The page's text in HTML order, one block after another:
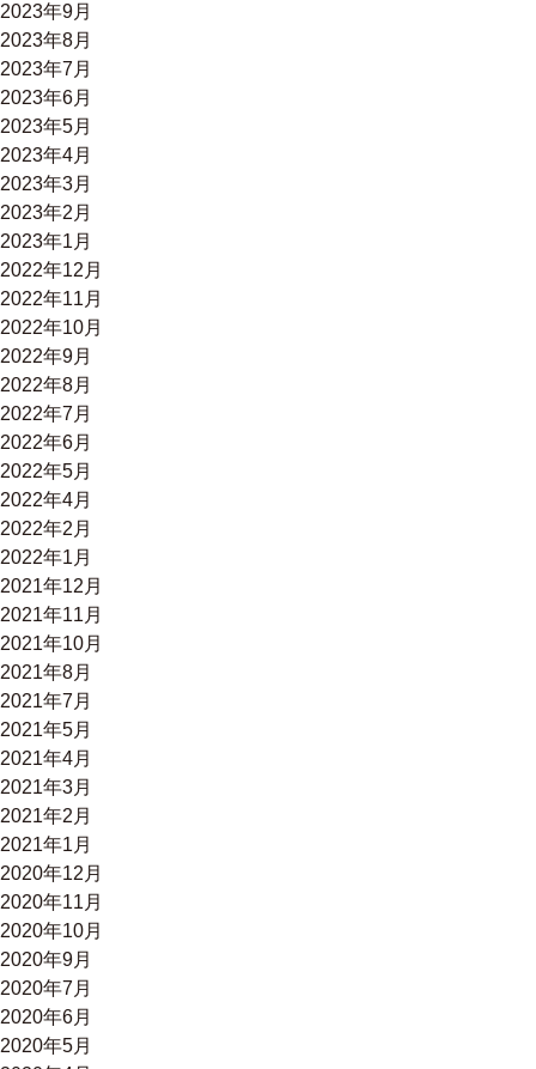
2023年9月
2023年8月
2023年7月
2023年6月
2023年5月
2023年4月
2023年3月
2023年2月
2023年1月
2022年12月
2022年11月
2022年10月
2022年9月
2022年8月
2022年7月
2022年6月
2022年5月
2022年4月
2022年2月
2022年1月
2021年12月
2021年11月
2021年10月
2021年8月
2021年7月
2021年5月
2021年4月
2021年3月
2021年2月
2021年1月
2020年12月
2020年11月
2020年10月
2020年9月
2020年7月
2020年6月
2020年5月